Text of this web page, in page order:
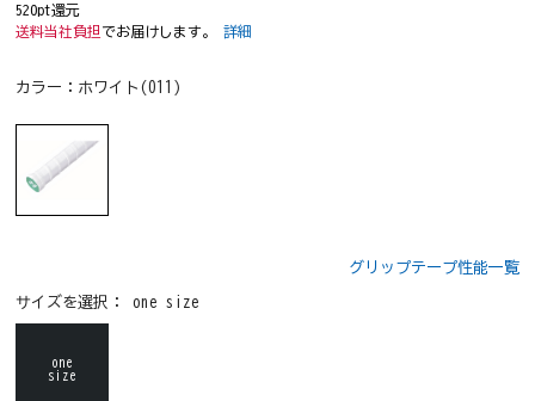
520pt還元
送料当社負担 でお届けします。詳細
カラー： ホワイト(011)
グリップテープ性能一覧
サイズを選択：one size
one
size